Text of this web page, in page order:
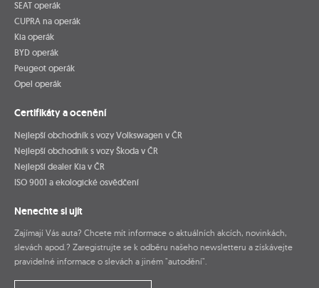
SEAT operák
CUPRA na operák
Kia operák
BYD operák
Peugeot operák
Opel operák
Certifikáty a ocenění
Nejlepší obchodník s vozy Volkswagen v ČR
Nejlepší obchodník s vozy Škoda v ČR
Nejlepší dealer Kia v ČR
ISO 9001 a ekologické osvědčení
Nenechte si ujít
Zajímají Vás auta? Chcete mít informace o aktuálních akcích, novinkách,
slevách apod.? Zaregistrujte se k odběru našeho newsletteru a získávejte
pravidelné informace o slevách a jiném "autodění".